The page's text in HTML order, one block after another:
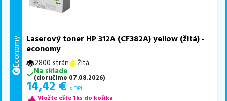
Economy
Laserový toner HP 312A (CF382A) yellow (žltá) -
economy
2800 strán
Žltá
Na sklade
(doručíme 07.08.2026)
14,42 € s DPH
Vložte ešte 1ks do košíka